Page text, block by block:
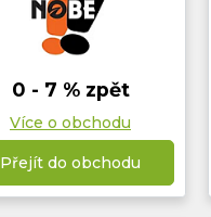
0 - 7 % zpět
Více o obchodu
Přejít do obchodu